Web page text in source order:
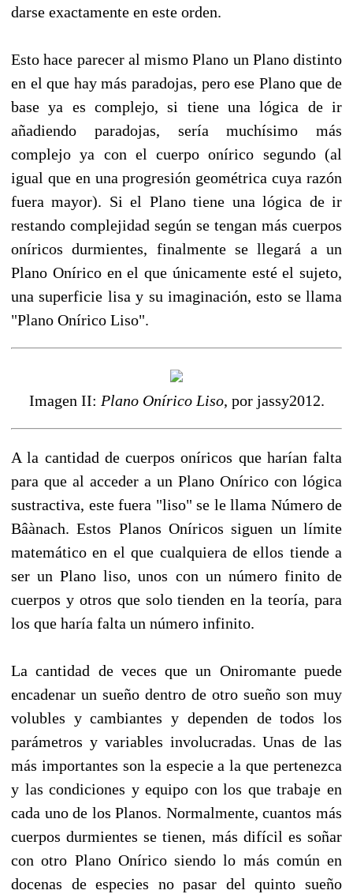
darse exactamente en este orden.
Esto hace parecer al mismo Plano un Plano distinto
en el que hay más paradojas, pero ese Plano que de
base ya es complejo, si tiene una lógica de ir
añadiendo paradojas, sería muchísimo más
complejo ya con el cuerpo onírico segundo (al
igual que en una progresión geométrica cuya razón
fuera mayor). Si el Plano tiene una lógica de ir
restando complejidad según se tengan más cuerpos
oníricos durmientes, finalmente se llegará a un
Plano Onírico en el que únicamente esté el sujeto,
una superficie lisa y su imaginación, esto se llama
"Plano Onírico Liso".
Imagen II: Plano Onírico Liso, por jassy2012.
A la cantidad de cuerpos oníricos que harían falta
para que al acceder a un Plano Onírico con lógica
sustractiva, este fuera "liso" se le llama Número de
Bâànach. Estos Planos Oníricos siguen un límite
matemático en el que cualquiera de ellos tiende a
ser un Plano liso, unos con un número finito de
cuerpos y otros que solo tienden en la teoría, para
los que haría falta un número infinito.
La cantidad de veces que un Oniromante puede
encadenar un sueño dentro de otro sueño son muy
volubles y cambiantes y dependen de todos los
parámetros y variables involucradas. Unas de las
más importantes son la especie a la que pertenezca
y las condiciones y equipo con los que trabaje en
cada uno de los Planos. Normalmente, cuantos más
cuerpos durmientes se tienen, más difícil es soñar
con otro Plano Onírico siendo lo más común en
docenas de especies no pasar del quinto sueño